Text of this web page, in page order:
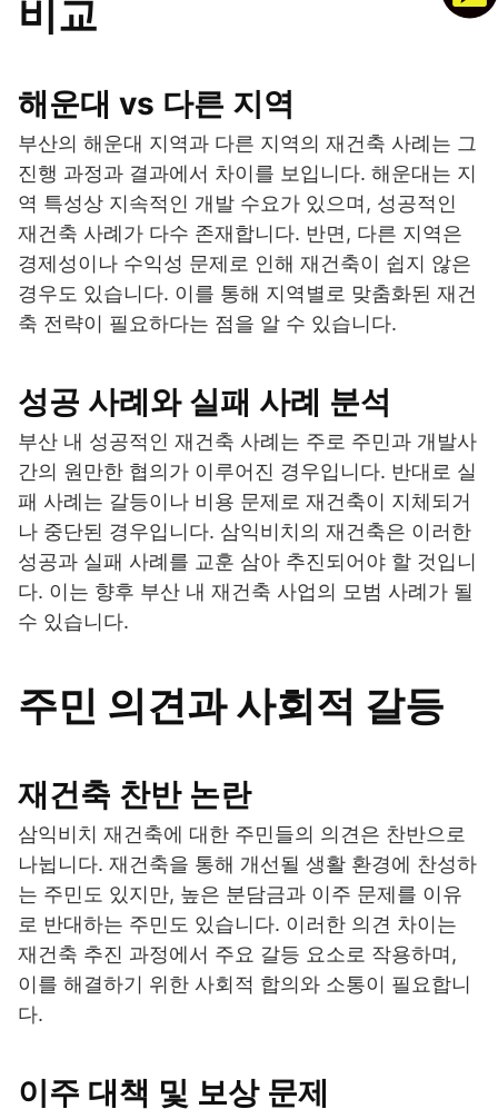
비교
해운대 vs 다른 지역
부산의 해운대 지역과 다른 지역의 재건축 사례는 그
진행 과정과 결과에서 차이를 보입니다. 해운대는 지
역 특성상 지속적인 개발 수요가 있으며, 성공적인
재건축 사례가 다수 존재합니다. 반면, 다른 지역은
경제성이나 수익성 문제로 인해 재건축이 쉽지 않은
경우도 있습니다. 이를 통해 지역별로 맞춤화된 재건
축 전략이 필요하다는 점을 알 수 있습니다.
성공 사례와 실패 사례 분석
부산 내 성공적인 재건축 사례는 주로 주민과 개발사
간의 원만한 협의가 이루어진 경우입니다. 반대로 실
패 사례는 갈등이나 비용 문제로 재건축이 지체되거
나 중단된 경우입니다. 삼익비치의 재건축은 이러한
성공과 실패 사례를 교훈 삼아 추진되어야 할 것입니
다. 이는 향후 부산 내 재건축 사업의 모범 사례가 될
수 있습니다.
주민 의견과 사회적 갈등
재건축 찬반 논란
삼익비치 재건축에 대한 주민들의 의견은 찬반으로
나뉩니다. 재건축을 통해 개선될 생활 환경에 찬성하
는 주민도 있지만, 높은 분담금과 이주 문제를 이유
로 반대하는 주민도 있습니다. 이러한 의견 차이는
재건축 추진 과정에서 주요 갈등 요소로 작용하며,
이를 해결하기 위한 사회적 합의와 소통이 필요합니
다.
이주 대책 및 보상 문제